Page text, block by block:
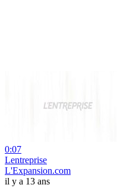
0:07
Lentreprise
L'Expansion.com
il y a 13 ans